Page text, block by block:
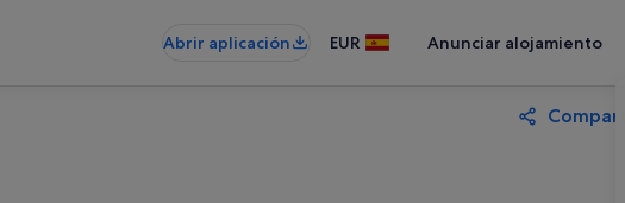
Abrir aplicación EUR Anunciar alojamiento